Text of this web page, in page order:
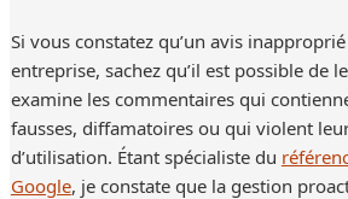
Si vous constatez qu’un avis
entreprise, sachez qu’il est possible de
examine les commentaires qui
fausses, diffamatoires ou qui violent
d’utilisation. Étant spécialiste du
Google, je constate que la gestion